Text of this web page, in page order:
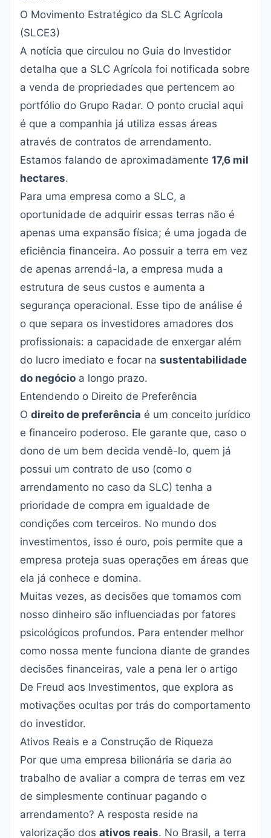
O Movimento Estratégico da SLC Agrícola
(SLCE3)
A notícia que circulou no Guia do Investidor
detalha que a SLC Agrícola foi notificada sobre
a venda de propriedades que pertencem ao
portfólio do Grupo Radar. O ponto crucial aqui
é que a companhia já utiliza essas áreas
através de contratos de arrendamento.
Estamos falando de aproximadamente 17,6 mil
hectares.
Para uma empresa como a SLC, a
oportunidade de adquirir essas terras não é
apenas uma expansão física; é uma jogada de
eficiência financeira. Ao possuir a terra em vez
de apenas arrendá-la, a empresa muda a
estrutura de seus custos e aumenta a
segurança operacional. Esse tipo de análise é
o que separa os investidores amadores dos
profissionais: a capacidade de enxergar além
do lucro imediato e focar na sustentabilidade
do negócio a longo prazo.
Entendendo o Direito de Preferência
O direito de preferência é um conceito jurídico
e financeiro poderoso. Ele garante que, caso o
dono de um bem decida vendê-lo, quem já
possui um contrato de uso (como o
arrendamento no caso da SLC) tenha a
prioridade de compra em igualdade de
condições com terceiros. No mundo dos
investimentos, isso é ouro, pois permite que a
empresa proteja suas operações em áreas que
ela já conhece e domina.
Muitas vezes, as decisões que tomamos com
nosso dinheiro são influenciadas por fatores
psicológicos profundos. Para entender melhor
como nossa mente funciona diante de grandes
decisões financeiras, vale a pena ler o artigo
De Freud aos Investimentos, que explora as
motivações ocultas por trás do comportamento
do investidor.
Ativos Reais e a Construção de Riqueza
Por que uma empresa bilionária se daria ao
trabalho de avaliar a compra de terras em vez
de simplesmente continuar pagando o
arrendamento? A resposta reside na
valorização dos ativos reais. No Brasil, a terra